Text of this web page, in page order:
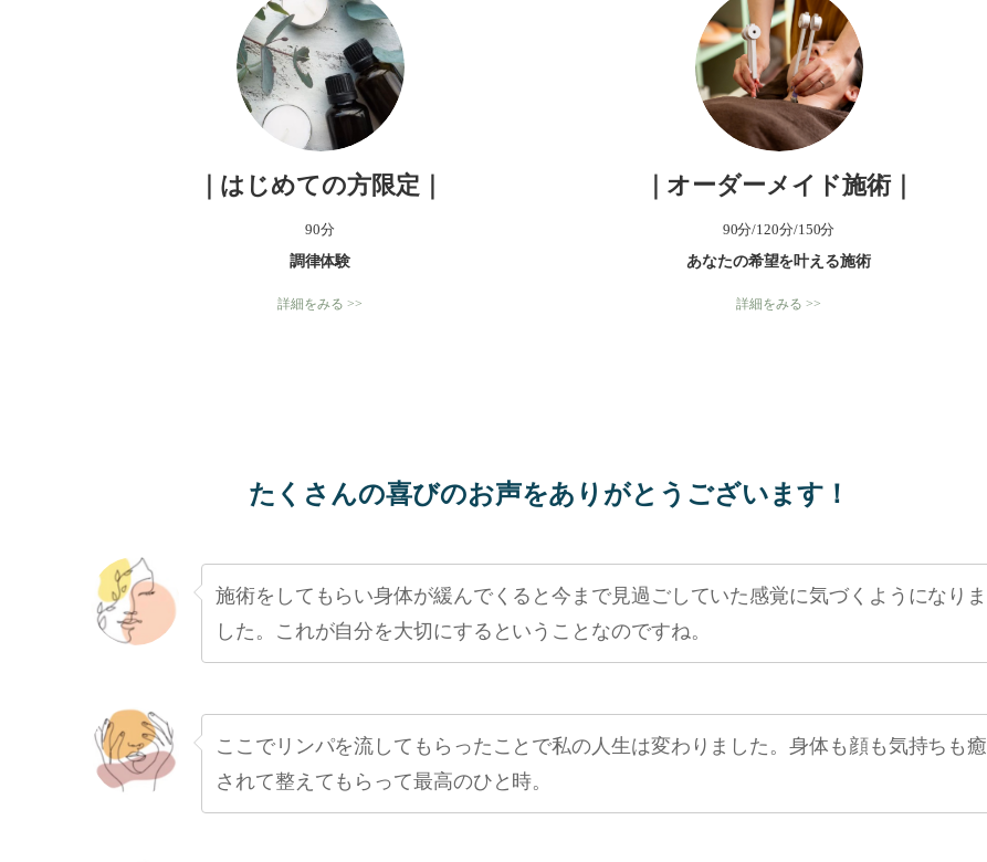
｜はじめての方限定｜
90分
調律体験
詳細をみる >>
｜オーダーメイド施術｜
90分/120分/150分
あなたの希望を叶える施術
詳細をみる >>
たくさんの喜びのお声をありがとうございます！
施術をしてもらい身体が緩んでくると今まで見過ごしていた感覚に気づくようになりま
した。これが自分を大切にするということなのですね。
ここでリンパを流してもらったことで私の人生は変わりました。身体も顔も気持ちも癒
されて整えてもらって最高のひと時。